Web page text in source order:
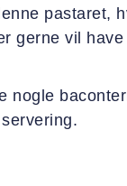
pastaret,
gerne vil
nogle